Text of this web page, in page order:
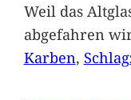
Weil das
abgefahren
Karben,